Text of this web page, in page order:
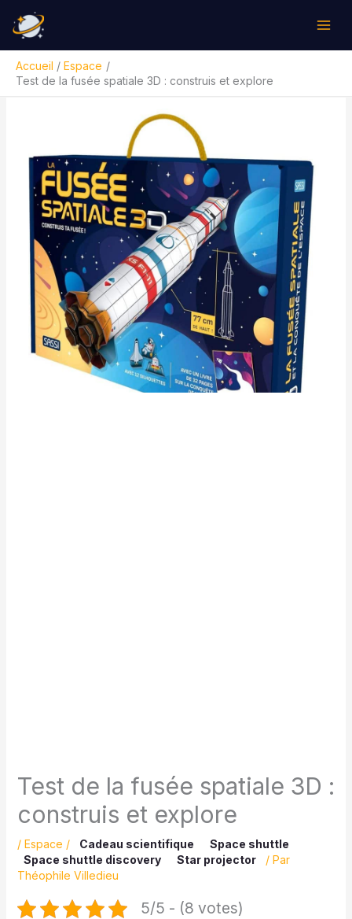
contenu
Accueil
Espace
Test de la fusée spatiale 3D : construis et explore
Test de la fusée spatiale 3D :
construis et explore
/ Espace / Cadeau scientifique
Space shuttle
Space shuttle discovery
Star projector
/ Par
Théophile Villedieu
5/5 - (8 votes)
Rechercher